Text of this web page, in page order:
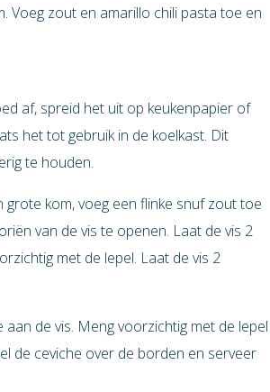
Voeg zout en amarillo chili pasta toe en
af, spreid het uit op keukenpapier of
het tot gebruik in de koelkast. Dit
te houden.
grote kom, voeg een flinke snuf zout toe
van de vis te openen. Laat de vis 2
met de lepel. Laat de vis 2
de vis. Meng voorzichtig met de lepel
de ceviche over de borden en serveer